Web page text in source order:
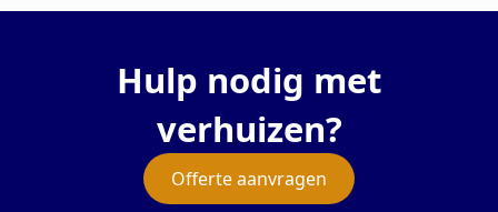
Hulp nodig met
verhuizen?
Offerte aanvragen